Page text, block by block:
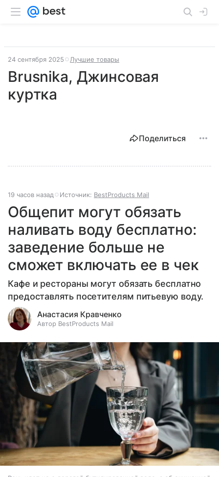
24 сентября 2025 Лучшие товары
Brusnika, Джинсовая
куртка
Поделиться
19 часов назад Источник: BestProducts Mail
Общепит могут обязать
наливать воду бесплатно:
заведение больше не
сможет включать ее в чек
Кафе и рестораны могут обязать бесплатно
предоставлять посетителям питьевую воду.
Анастасия Кравченко
Автор BestProducts Mail